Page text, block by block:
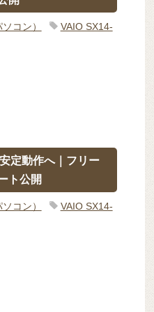
コン）
VAIO SX14-
定動作へ｜フリー
ト公開
コン）
VAIO SX14-